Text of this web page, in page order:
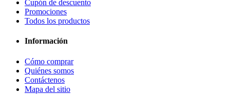
Cupón de descuento
Promociones
Todos los productos
Información
Cómo comprar
Quiénes somos
Contáctenos
Mapa del sitio